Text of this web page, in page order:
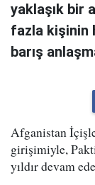
yaklaşık bir
fazla kişinin
barış
Afganistan
girişimiyle,
yıldır devam